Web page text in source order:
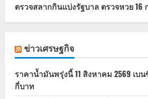
ตรวจสลากกินแบ่งรัฐบาล ตรวจหวย 16
ข่าวเศรษฐกิจ
ราคาน้ำมันพรุ่งนี้ 11 สิงหาคม 2569 เบ
กี่บาท